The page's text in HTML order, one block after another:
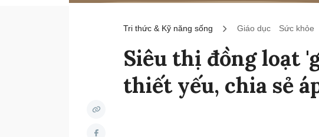
Tri thức & Kỹ năng sống Giáo dục Sức khỏe
Siêu thị đồng loạt
thiết yếu, chia sẻ